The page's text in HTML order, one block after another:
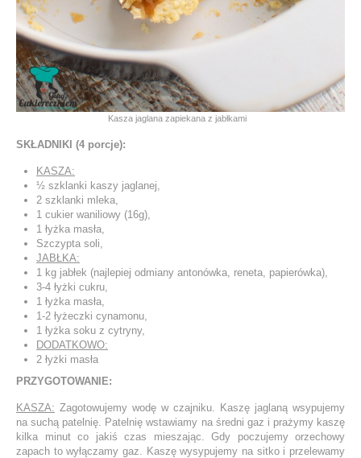
Kasza jaglana zapiekana z jabłkami
SKŁADNIKI (4 porcje):
KASZA:
½ szklanki kaszy jaglanej,
2 szklanki mleka,
1 cukier waniliowy (16g),
1 łyżka masła,
Szczypta soli,
JABŁKA:
1 kg jabłek (najlepiej odmiany antonówka, reneta, papierówka),
3-4 łyżki cukru,
1 łyżka masła,
1-2 łyżeczki cynamonu,
1 łyżka soku z cytryny,
DODATKOWO:
2 łyżki masła
PRZYGOTOWANIE:
KASZA: Zagotowujemy wodę w czajniku. Kaszę jaglaną wsypujemy
na suchą patelnię. Patelnię wstawiamy na średni gaz i prażymy kaszę
kilka minut co jakiś czas mieszając. Gdy poczujemy orzechowy
zapach to wyłączamy gaz. Kaszę wysypujemy na sitko i przelewamy